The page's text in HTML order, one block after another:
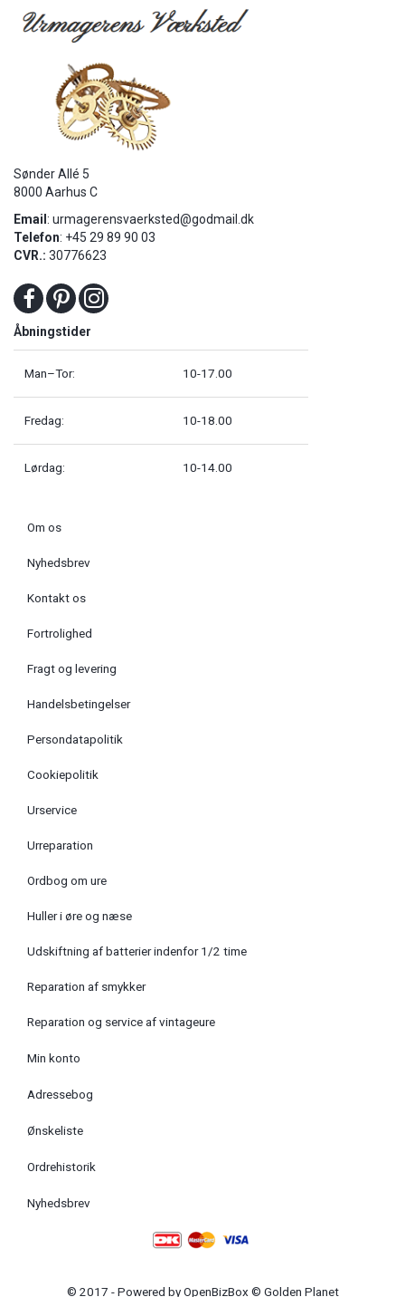
Sønder Allé 5
8000 Aarhus C
Email : urmagerensvaerksted@godmail.dk
Telefon: +45 29 89 90 03
CVR.: 30776623
Åbningstider
Man–Tor: 10-17.00
Fredag: 10-18.00
Lørdag: 10-14.00
Om os
Nyhedsbrev
Kontakt os
Fortrolighed
Fragt og levering
Handelsbetingelser
Persondatapolitik
Cookiepolitik
Urservice
Urreparation
Ordbog om ure
Huller i øre og næse
Udskiftning af batterier indenfor 1/2 time
Reparation af smykker
Reparation og service af vintageure
Min konto
Adressebog
Ønskeliste
Ordrehistorik
Nyhedsbrev
© 2017 - Powered byOpenBizBox © Golden Planet